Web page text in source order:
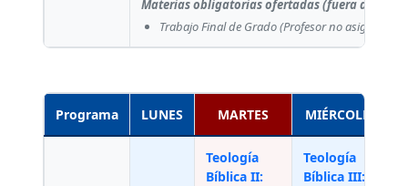
Materias obligatorias ofertadas (fuera del plan
Trabajo Final de Grado(Profesor no asignado)
Programa LUNES MARTES MIÉRCOLES
Teología
Bíblica II:
Teología
Bíblica III: